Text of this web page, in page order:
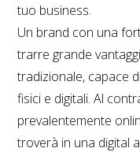
tuo business.
Un brand con una
trarre grande
tradizionale, capace
fisici e digitali. Al
prevalentemente
troverà in una digital